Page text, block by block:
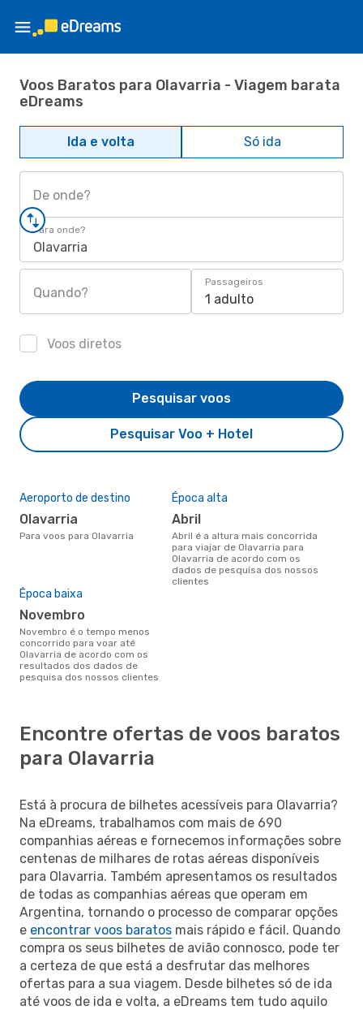
Voos Baratos para Olavarria - Viagem barata
eDreams
Ida e volta Só ida
De onde?
Para onde?
Olavarria
Quando?
Passageiros
1 adulto
Voos diretos
Pesquisar Voo + Hotel
Pesquisar voos
Aeroporto de destino
Olavarria
Para voos para Olavarria
Época alta
abril
abril é a altura mais concorrida
para viajar de Olavarria para
Olavarria de acordo com os
dados de pesquisa dos nossos
clientes
Época baixa
novembro
novembro é o tempo menos
concorrido para voar até
Olavarria de acordo com os
resultados dos dados de
pesquisa dos nossos clientes
Encontre ofertas de voos baratos
para Olavarria
Está à procura de bilhetes acessíveis para Olavarria?
Na eDreams, trabalhamos com mais de 690
companhias aéreas e fornecemos informações sobre
centenas de milhares de rotas aéreas disponíveis
para Olavarria. Também apresentamos os resultados
de todas as companhias aéreas que operam em
Argentina, tornando o processo de comparar opções
e encontrar voos baratos mais rápido e fácil. Quando
compra os seus bilhetes de avião connosco, pode ter
a certeza de que está a desfrutar das melhores
ofertas para a sua viagem. Desde bilhetes só de ida
até voos de ida e volta, a eDreams tem tudo aquilo